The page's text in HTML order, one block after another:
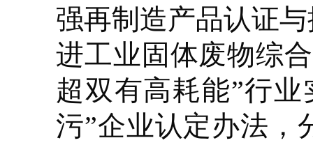
强再制造产品认证
进工业固体废物综
超双有高耗能”行
污”企业认定办法，